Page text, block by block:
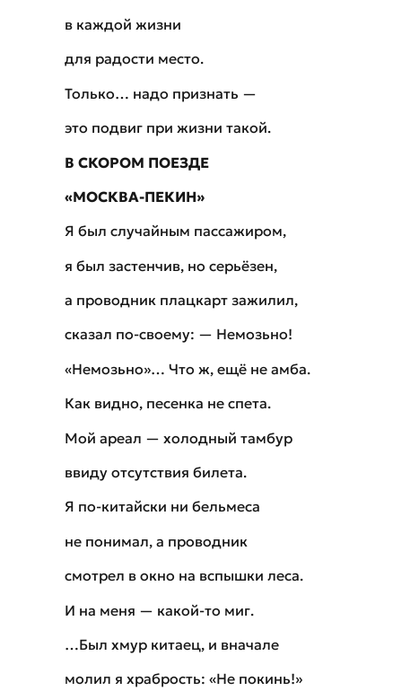
в каждой жизни
для радости место.
Только… надо признать —
это подвиг при жизни такой.
В СКОРОМ ПОЕЗДЕ
«МОСКВА-ПЕКИН»
Я был случайным пассажиром,
я был застенчив, но серьёзен,
а проводник плацкарт зажилил,
сказал по-своему: — Немозьно!
«Немозьно»… Что ж, ещё не амба.
Как видно, песенка не спета.
Мой ареал — холодный тамбур
ввиду отсутствия билета.
Я по-китайски ни бельмеса
не понимал, а проводник
смотрел в окно на вспышки леса.
И на меня — какой-то миг.
…Был хмур китаец, и вначале
молил я храбрость: «Не покинь!»